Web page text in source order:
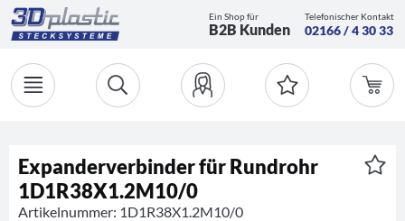
Ein Shop für
B2B Kunden
Telefonischer Kontakt
02166 / 4 30 33
Expanderverbinder für Rundrohr
1D1R38X1.2M10/0
Artikelnummer: 1D1R38X1.2M10/0